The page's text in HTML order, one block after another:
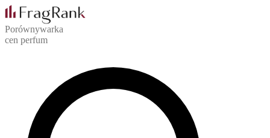
Porównywarka
cen perfum